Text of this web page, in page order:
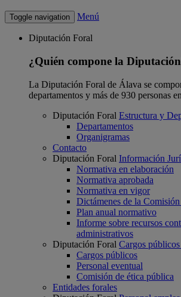
Toggle navigation Menú
Diputación Foral
¿Quién compone la
La Diputación Foral de Álava se
departamentos y más de 930 personas
Diputación Foral Estructura y
Departamentos
Organigramas
Contacto
Diputación Foral Información
Normativa en elaboración
Normativa aprobada
Normativa en vigor
Dictámenes de la
Plan anual normativo
Informe sobre recursos
administrativos
Diputación Foral Cargos
Cargos públicos
Personal eventual
Comisión de ética pública
Entidades forales